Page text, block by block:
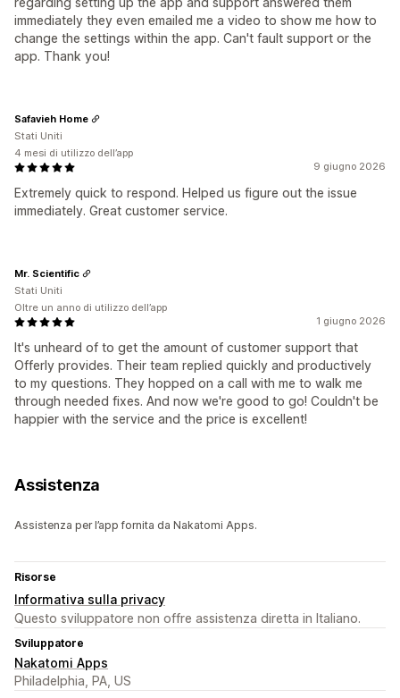
immediately they even emailed me a video to show me how to
change the settings within the app. Can't fault support or the
app. Thank you!
9 giugno 2026
Extremely quick to respond. Helped us figure out the issue
immediately. Great customer service.
Safavieh Home
Stati Uniti
4 mesi di utilizzo dell’app
1 giugno 2026
It's unheard of to get the amount of customer support that
Offerly provides. Their team replied quickly and productively
to my questions. They hopped on a call with me to walk me
through needed fixes. And now we're good to go! Couldn't be
happier with the service and the price is excellent!
Mr. Scientific
Stati Uniti
Oltre un anno di utilizzo dell’app
Assistenza
Assistenza per l’app fornita da Nakatomi Apps.
Risorse
Informativa sulla privacy
Questo sviluppatore non offre assistenza diretta in Italiano.
Sviluppatore
Nakatomi Apps
Philadelphia, PA, US